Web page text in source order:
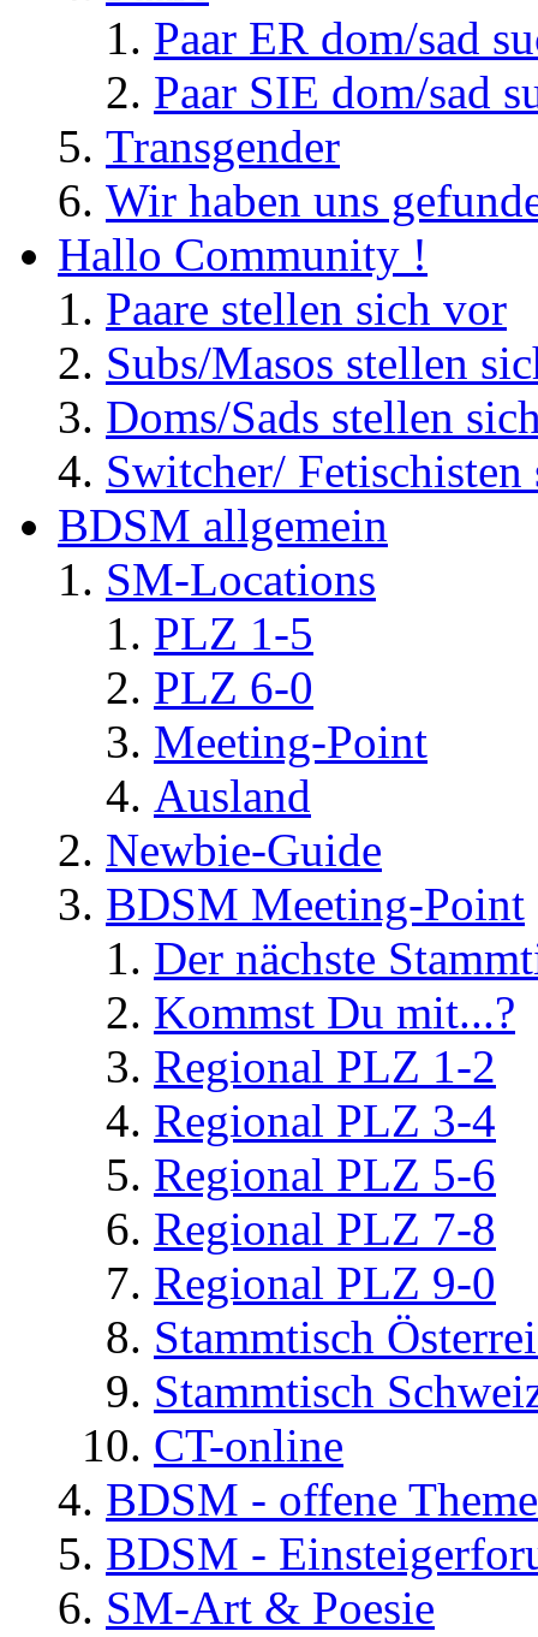
Paar ER dom/sad
Paar SIE dom/sad
Transgender
Wir haben uns
Hallo Community !
Paare stellen sich vor
Subs/Masos stellen
Doms/Sads stellen
Switcher/
BDSM allgemein
SM-Locations
PLZ 1-5
PLZ 6-0
Meeting-Point
Ausland
Newbie-Guide
BDSM Meeting-Point
Der nächste
Kommst Du mit...?
Regional PLZ 1-2
Regional PLZ 3-4
Regional PLZ 5-6
Regional PLZ 7-8
Regional PLZ 9-0
Stammtisch
Stammtisch
CT-online
BDSM - offene
BDSM -
SM-Art & Poesie